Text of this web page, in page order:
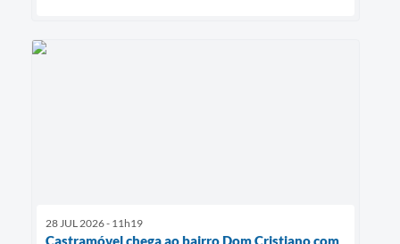
28 JUL 2026 - 11h19
Castramóvel chega ao bairro Dom Cristiano com